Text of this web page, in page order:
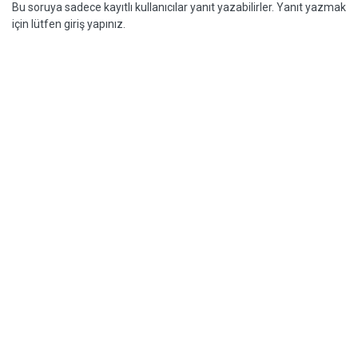
Bu soruya sadece kayıtlı kullanıcılar yanıt yazabilirler. Yanıt yazmak
için lütfen giriş yapınız.